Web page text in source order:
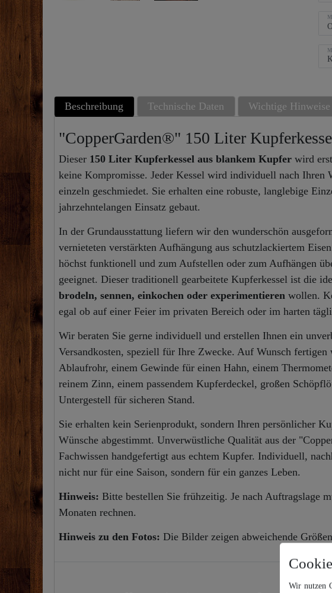
Beschreibung Technische Daten Wichtige Hinweise
"CopperGarden®" 150 Liter
Dieser 150 Liter Kupferkessel aus blankem Kupferwird erst
keine Kompromisse. Jeder Kessel wird individuell nach
einzeln geschmiedet. Sie erhalten eine robuste, langlebige
jahrzehntelangen Einsatz gebaut.
In der Grundausstattung liefern wir den wunderschön
vernieteten verstärkten Aufhängung aus schutzlackiertem
höchst funktionell und zum Aufstellen oder zum Aufhängen
geeignet. Dieser traditionell gearbeitete Kupferkessel ist die
brodeln, sennen, einkochen oder experimentieren wollen.
egal ob auf einer Feier im privaten Bereich oder im harten
Wir beraten Sie gerne individuell und erstellen Ihnen ein
Versandkosten, speziell für Ihre Zwecke. Auf Wunsch
Ablaufrohr, einem Gewinde für einen Hahn, einem
reinem Zinn, einem passendem Kupferdeckel, großen
Untergestell für sicheren Stand.
Sie erhalten kein Serienprodukt, sondern Ihren persönlicher
Wünsche abgestimmt. Unverwüstliche Qualität aus der
Fachwissen handgefertigt aus echtem Kupfer. Individuell,
nicht nur für eine Saison, sondern für ein ganzes Leben.
Hinweis: Bitte bestellen Sie frühzeitig. Je nach Auftragslage
Monaten rechnen.
Hinweis zu den Fotos: Die Bilder zeigen abweichende Größen
Wir nutzen